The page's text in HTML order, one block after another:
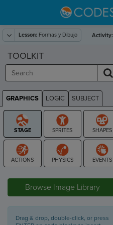
Lesson: Formas y Dibujo Activity:
TOOLKIT
GRAPHICS LOGIC SUBJECT
GRAPHICS
Browse Image Library
Drag & drop, double-click, or press